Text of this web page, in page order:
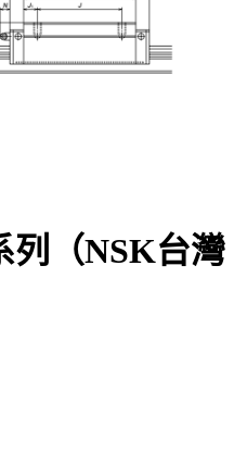
列（NSK台灣